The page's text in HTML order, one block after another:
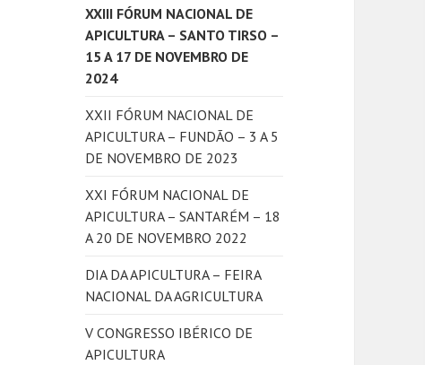
XXIII FÓRUM NACIONAL DE
APICULTURA – SANTO TIRSO –
15 A 17 DE NOVEMBRO DE
2024
XXII FÓRUM NACIONAL DE
APICULTURA – FUNDÃO – 3 A 5
DE NOVEMBRO DE 2023
XXI FÓRUM NACIONAL DE
APICULTURA – SANTARÉM – 18
A 20 DE NOVEMBRO 2022
DIA DA APICULTURA – FEIRA
NACIONAL DA AGRICULTURA
V CONGRESSO IBÉRICO DE
APICULTURA